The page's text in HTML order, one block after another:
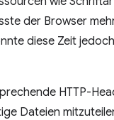
der Browser
diese Zeit
HTTP-
Dateien